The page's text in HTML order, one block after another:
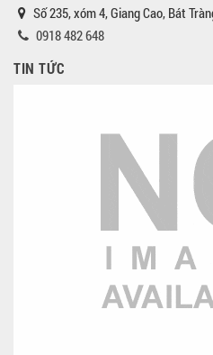
Số 235, xóm 4, Giang Cao, Bát
0918 482 648
TIN TỨC